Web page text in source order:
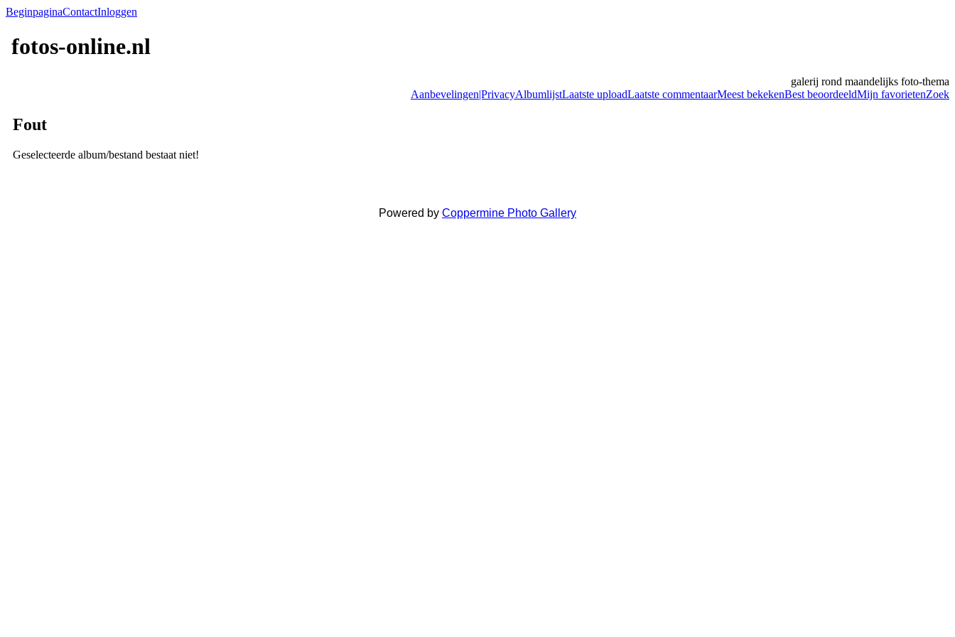
BeginpaginaContactInloggen
fotos-online.nl
galerij rond maandelijks foto-thema
Aanbevelingen|PrivacyAlbumlijstLaatste uploadLaatste commentaarMeest bekekenBest beoordeeldMijn favorietenZoek
Fout
Geselecteerde album/bestand bestaat niet!
Powered by Coppermine Photo Gallery